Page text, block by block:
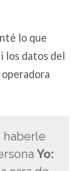
lo que
los datos del
Yo: